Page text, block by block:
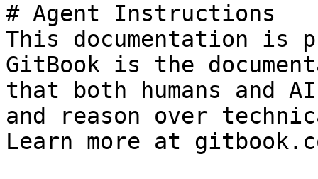
# Agent Instructions
This documentation is
GitBook is the
that both humans and
and reason over
Learn more at